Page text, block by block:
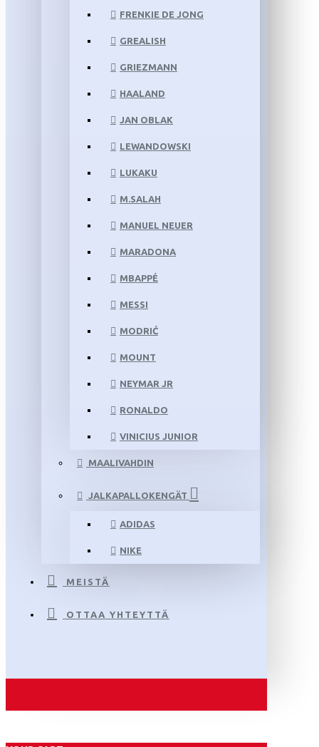
FRENKIE DE JONG
GREALISH
GRIEZMANN
HAALAND
JAN OBLAK
LEWANDOWSKI
LUKAKU
M.SALAH
MANUEL NEUER
MARADONA
MBAPPÉ
MESSI
MODRIĆ
MOUNT
NEYMAR JR
RONALDO
VINICIUS JUNIOR
MAALIVAHDIN
JALKAPALLOKENGÄT
ADIDAS
NIKE
MEISTÄ
OTTAA YHTEYTTÄ